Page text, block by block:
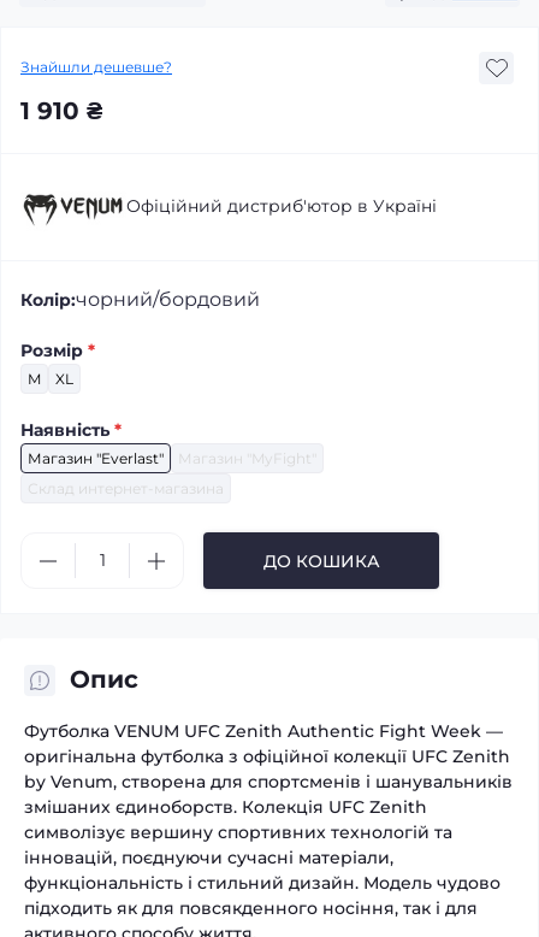
Знайшли дешевше?
1 910 ₴
Офіційний дистриб'ютор в Україні
Колір:чорний/бордовий
Розмір *
M XL
Наявність *
Магазин "Everlast"
Магазин "MyFight"
Склад интернет-магазина
ДО КОШИКА
Опис
Футболка VENUM UFC Zenith Authentic Fight Week —
оригінальна футболка з офіційної колекції UFC Zenith
by Venum, створена для спортсменів і шанувальників
змішаних єдиноборств. Колекція UFC Zenith
символізує вершину спортивних технологій та
інновацій, поєднуючи сучасні матеріали,
функціональність і стильний дизайн. Модель чудово
підходить як для повсякденного носіння, так і для